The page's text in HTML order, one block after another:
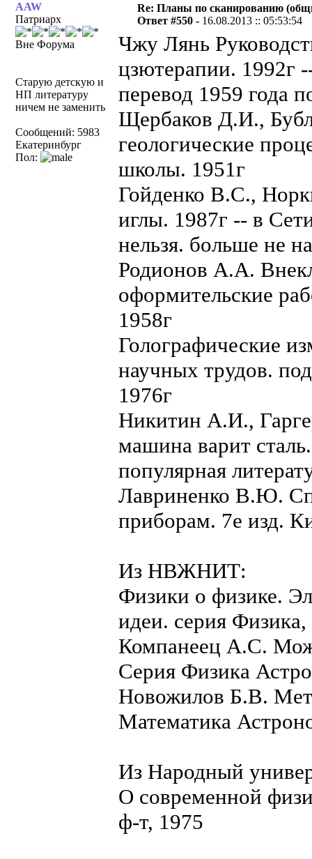
AAW
Патриарх
Вне Форума
Старую детскую и
НП литературу
ничем не заменить
Сообщений: 5983
Екатеринбург
Пол:
Re: Планы по сканированию
Ответ #550 - 16.08.2013 :: 05:53:54
Чжу Лянь
цзютерапии. 1992г
перевод 1959 года
Щербаков Д.И.,
геологические
школы. 1951г
Гойденко В.С.,
иглы. 1987г -- в
нельзя. больше не
Родионов А.А.
оформительские
1958г
Голографические
научных трудов.
1976г
Никитин А.И.,
машина варит
популярная
Лавриненко В.Ю.
приборам. 7е изд.
Из НВЖНИТ:
Физики о физике.
идеи. серия
Компанеец А.С.
Серия Физика
Новожилов Б.В.
Математика
Из Народный
О современной
ф-т, 1975